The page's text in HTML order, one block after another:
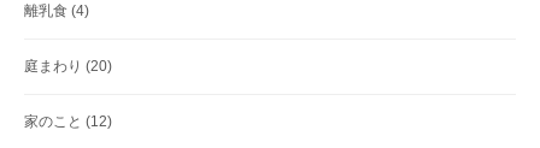
離乳食 (4)
庭まわり (20)
家のこと (12)